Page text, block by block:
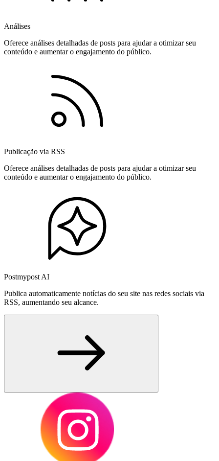
Análises
Oferece análises detalhadas de posts para ajudar a otimizar seu
conteúdo e aumentar o engajamento do público.
Publicação via RSS
Oferece análises detalhadas de posts para ajudar a otimizar seu
conteúdo e aumentar o engajamento do público.
Postmypost AI
Publica automaticamente notícias do seu site nas redes sociais via
RSS, aumentando seu alcance.